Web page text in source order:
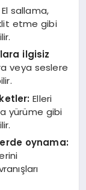
El sallama,
etme gibi
ilgisiz
veya seslere
Elleri
yürüme gibi
oynama: